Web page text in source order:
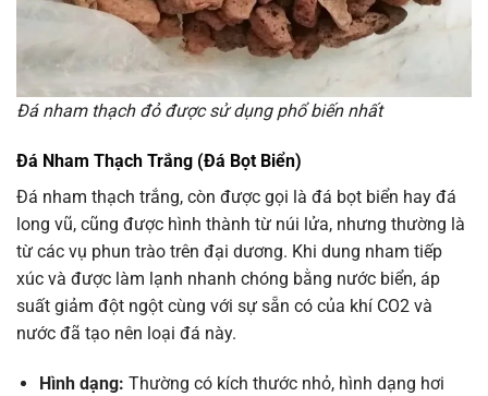
Đá nham thạch đỏ được sử dụng phổ biến nhất
Đá Nham Thạch Trắng (Đá Bọt Biển)
Đá nham thạch trắng, còn được gọi là đá bọt biển hay đá
long vũ, cũng được hình thành từ núi lửa, nhưng thường là
từ các vụ phun trào trên đại dương. Khi dung nham tiếp
xúc và được làm lạnh nhanh chóng bằng nước biển, áp
suất giảm đột ngột cùng với sự sẵn có của khí CO2 và
nước đã tạo nên loại đá này.
Hình dạng: Thường có kích thước nhỏ, hình dạng hơi